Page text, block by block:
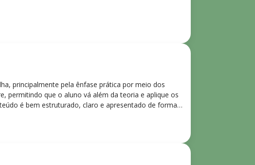
principalmente pela ênfase prática por meio dos
permitindo que o aluno vá além da teoria e aplique os
é bem estruturado, claro e apresentado de forma